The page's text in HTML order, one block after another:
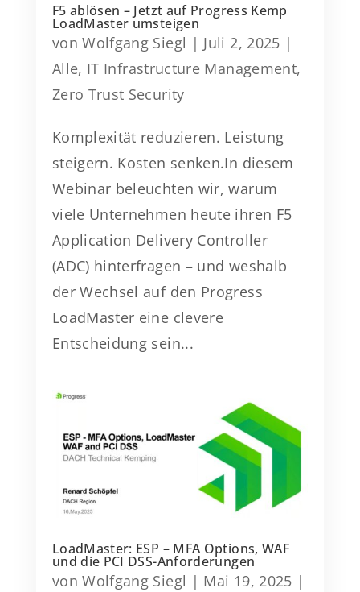
F5 ablösen – Jetzt auf Progress Kemp
LoadMaster umsteigen
vonWolfgang Siegl | Juli 2, 2025 |
Alle, IT Infrastructure Management,
Zero Trust Security
Komplexität reduzieren. Leistung
steigern. Kosten senken.In diesem
Webinar beleuchten wir, warum
viele Unternehmen heute ihren F5
Application Delivery Controller
(ADC) hinterfragen – und weshalb
der Wechsel auf den Progress
LoadMaster eine clevere
Entscheidung sein...
LoadMaster: ESP – MFA Options, WAF
und die PCI DSS-Anforderungen
vonWolfgang Siegl | Mai 19, 2025 |